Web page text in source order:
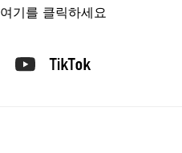
여기를 클릭하세요